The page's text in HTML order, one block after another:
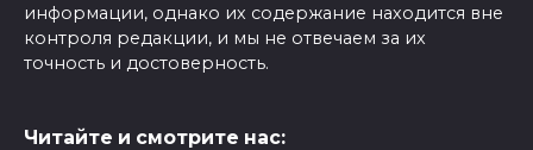
информации, однако их содержание находится вне
контроля редакции, и мы не отвечаем за их
точность и достоверность.
Читайте и смотрите нас: